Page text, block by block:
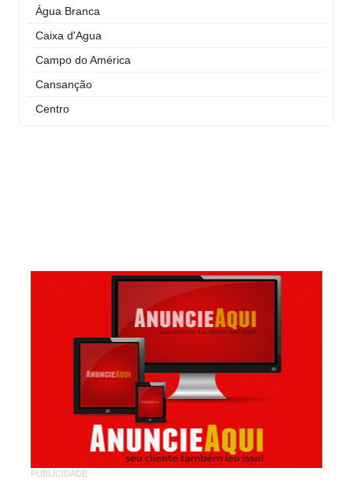
Água Branca
Caixa d'Agua
Campo do América
Cansanção
Centro
Pompilio Sampaio
São Judas Tadeu
Vila Rodoviária
PUBLICIDADE